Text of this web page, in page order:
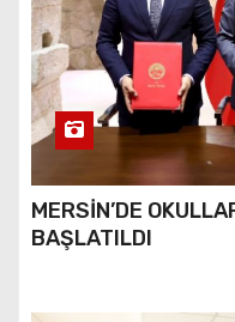
MERSİN’DE
BAŞLATILDI